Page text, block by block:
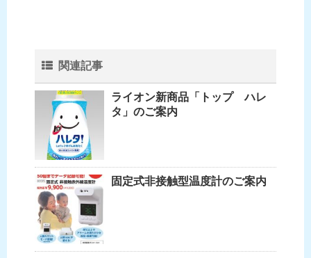
関連記事
ライオン新商品「トップ ハレ
タ」のご案内
固定式非接触型温度計のご案内